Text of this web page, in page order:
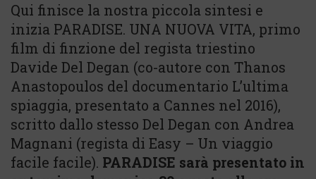
Qui finisce la nostra piccola sintesi e
inizia PARADISE. UNA NUOVA VITA, primo
film di finzione del regista triestino
Davide Del Degan (co-autore con Thanos
Anastopoulos del documentario L’ultima
spiaggia, presentato a Cannes nel 2016),
scritto dallo stesso Del Degan con Andrea
Magnani (regista di Easy – Un viaggio
facile facile). PARADISE sarà presentato in